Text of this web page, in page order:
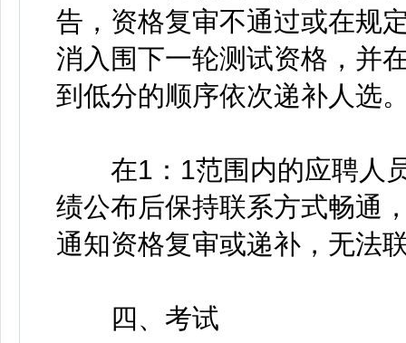
告，资格复审不通过或在规
消入围下一轮测试资格，并
到低分的顺序依次递补人选
在1：1范围内的应聘人员
绩公布后保持联系方式畅通
通知资格复审或递补，无法
四、考试